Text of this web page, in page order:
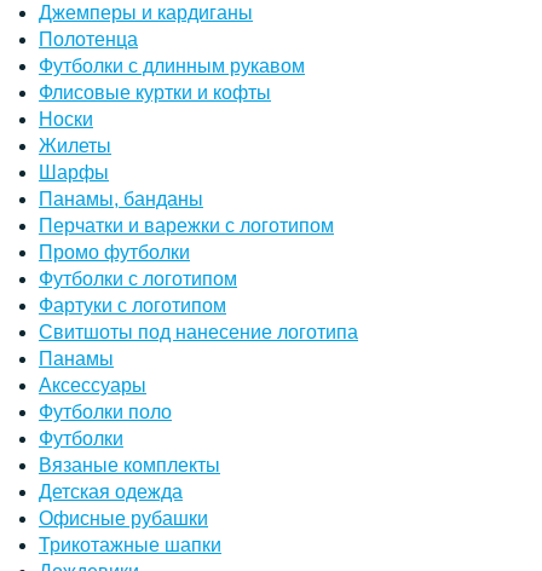
Джемперы и кардиганы
Полотенца
Футболки с длинным рукавом
Флисовые куртки и кофты
Носки
Жилеты
Шарфы
Панамы, банданы
Перчатки и варежки с логотипом
Промо футболки
Футболки с логотипом
Фартуки с логотипом
Свитшоты под нанесение логотипа
Панамы
Аксессуары
Футболки поло
Футболки
Вязаные комплекты
Детская одежда
Офисные рубашки
Трикотажные шапки